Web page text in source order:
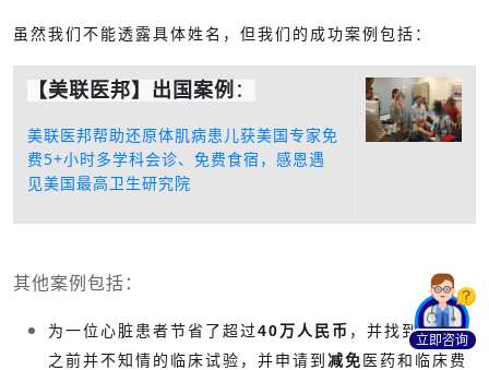
虽然我们不能透露具体姓名，但我们的成功案例包括：
【美联医邦】出国案例 ：
美联医邦帮助还原体肌病患儿获美国专家免
费5+小时多学科会诊、免费食宿，感恩遇
见美国最高卫生研究院
其他案例包括：
为一位心脏患者节省了超过40万人民币 ，并找到了一个
之前并不知情的临床试验，并申请到 减免 医药和临床费
立即咨询